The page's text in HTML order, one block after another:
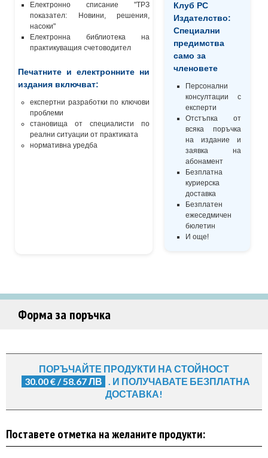
Електронно списание "ТРЗ
показател: Новини, решения,
насоки"
Електронна библиотека на
практикуващия счетоводител
Печатните и електронните ни
издания включват:
експертни разработки по ключови
проблеми
становища от специалисти по
реални ситуации от практиката
нормативна уредба
Клуб РС
Издателство:
Специални
предимства
само за
членовете
Персонални
консултации с
експерти
Отстъпка от
всяка поръчка
на издание и
заявка на
абонамент
Безплатна
куриерска
доставка
Безплатен
ежеседмичен
бюлетин
И още!
Форма за поръчка
ПОРЪЧАЙТЕ ПРОДУКТИ НА СТОЙНОСТ
30.00 € / 58.67 ЛВ . И ПОЛУЧАВАТЕ БЕЗПЛАТНА
ДОСТАВКА!
Поставете отметка на желаните продукти: